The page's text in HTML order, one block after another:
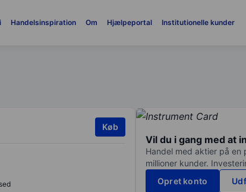
Handelsinspiration Om Hjælpeportal Institutionelle kunder
Køb
Vil du i gang med at
Handel med aktier på en
millioner kunder.
Opret konto